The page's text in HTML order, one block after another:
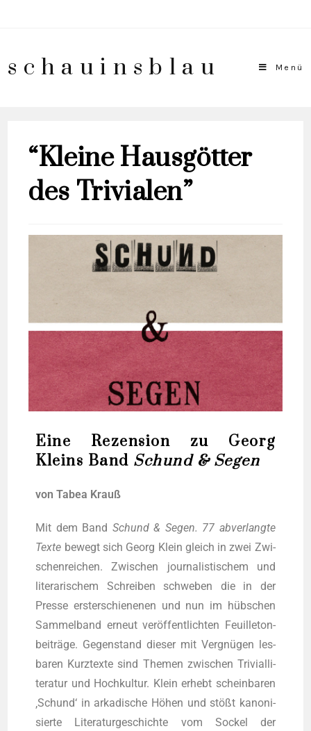
schauinsblau Menü
“Kleine Hausgötter
des Trivialen”
Eine Rezension zu Georg
Kleins Band Schund & Segen
von Tabea Krauß
Mit dem Band Schund & Segen. 77 abver­lang­te
Tex­te bewegt sich Georg Klein gleich in zwei Zwi­
schen­rei­chen. Zwi­schen jour­na­lis­ti­schem und
lite­ra­ri­schem Schrei­ben schwe­ben die in der
Pres­se erst­erschie­ne­nen und nun im hüb­schen
Sam­mel­band erneut ver­öf­fent­lich­ten Feuil­le­ton­
bei­trä­ge. Gegen­stand die­ser mit Ver­gnü­gen les­
ba­ren Kurz­tex­te sind The­men zwi­schen Tri­vi­al­li­
te­ra­tur und Hoch­kul­tur. Klein erhebt schein­ba­ren
‚Schund‘ in arka­di­sche Höhen und stößt kano­ni­
sier­te Lite­ra­tur­ge­schich­te vom Sockel der